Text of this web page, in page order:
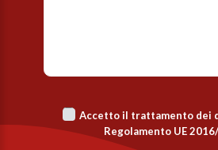
Accetto il trattamento dei
Regolamento UE